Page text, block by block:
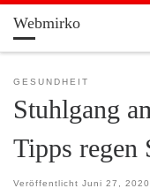
Zum Inhalt springen
Webmirko
GESUNDHEIT
Stuhlgang
Tipps regen
Veröffentlicht Juni 27, 2020